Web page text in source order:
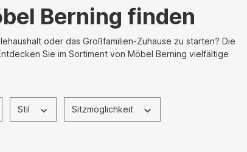
Berning finden
oder das Großfamilien-Zuhause zu starten? Die
Sie im Sortiment von Möbel Berning vielfältige
Stil Sitzmöglichkeit